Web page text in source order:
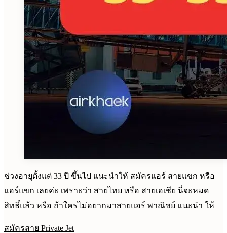
ช่วงอายุตั้งแต่ 33 ปี ขึ้นไป แนะนำให้ สมัครแอร์ สายแขก หรือ
แอร์แขก เลยค่ะ เพราะว่า สายไทย หรือ สายเอเชีย นี่จะหมด
สิทธิ์แล้ว หรือ ถ้าใครไม่อยากมาสายแอร์ พาณิชย์ แนะนำ ให้
สมัครสาย Private Jet